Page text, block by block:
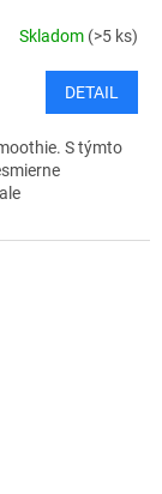
Skladom (>5 ks)
DETAIL
S týmto